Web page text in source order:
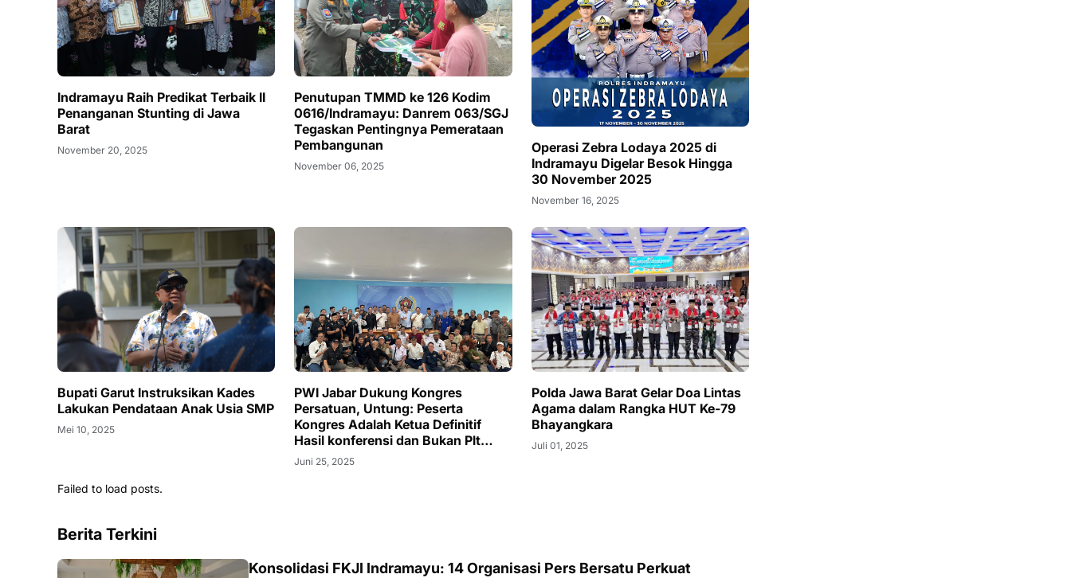
Indramayu Raih Predikat Terbaik II
Penanganan Stunting di Jawa
Barat
November 20, 2025
Penutupan TMMD ke 126 Kodim
0616/Indramayu: Danrem 063/SGJ
Tegaskan Pentingnya Pemerataan
Pembangunan
November 06, 2025
Operasi Zebra Lodaya 2025 di
Indramayu Digelar Besok Hingga
30 November 2025
November 16, 2025
Bupati Garut Instruksikan Kades
Lakukan Pendataan Anak Usia SMP
Mei 10, 2025
PWI Jabar Dukung Kongres
Persatuan, Untung: Peserta
Kongres Adalah Ketua Definitif
Hasil konferensi dan Bukan Plt
yang Ditunjuk
Juni 25, 2025
Polda Jawa Barat Gelar Doa Lintas
Agama dalam Rangka HUT Ke-79
Bhayangkara
Juli 01, 2025
Failed to load posts.
Berita Terkini
Konsolidasi FKJI Indramayu: 14 Organisasi Pers Bersatu Perkuat